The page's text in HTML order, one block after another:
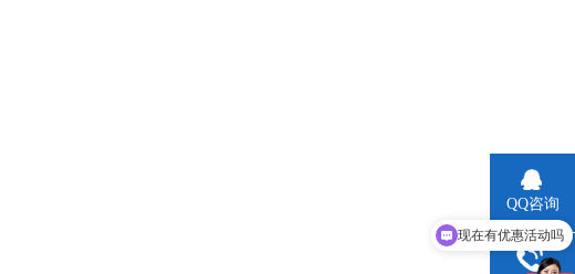
QQ咨询
可以介绍下你们的产品么
现在有优惠活动吗